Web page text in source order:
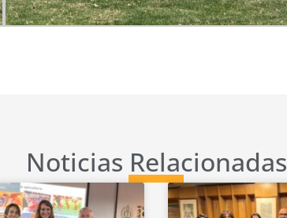
Noticias Relacionadas